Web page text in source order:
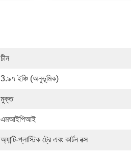
চীন
3.৯৭ ইঞ্চি (অনুভূমিক)
মুক্ত
এমআইপিআই
অ্যান্টি-প্লাস্টিক ট্রে এবং কার্টন বক্স